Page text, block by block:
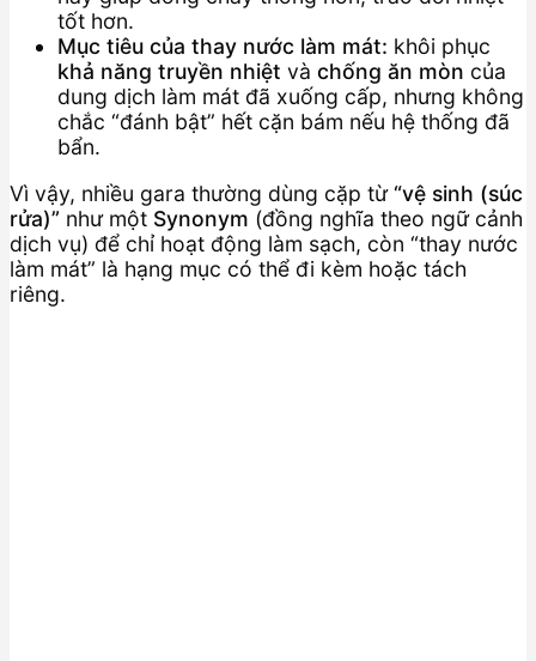
tốt hơn.
Mục tiêu của thay nước làm mát: khôi phục
khả năng truyền nhiệt và chống ăn mòn của
dung dịch làm mát đã xuống cấp, nhưng không
chắc “đánh bật” hết cặn bám nếu hệ thống đã
bẩn.
Vì vậy, nhiều gara thường dùng cặp từ“vệ sinh (súc
rửa)” như một Synonym (đồng nghĩa theo ngữ cảnh
dịch vụ) để chỉ hoạt động làm sạch, còn “thay nước
làm mát” là hạng mục có thể đi kèm hoặc tách
riêng.